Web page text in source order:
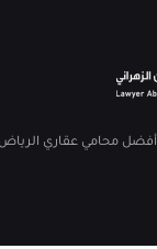
أفضل محامي عقاري الرياض